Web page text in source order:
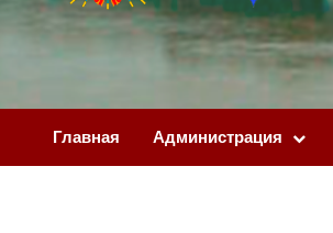
Главная Администрация